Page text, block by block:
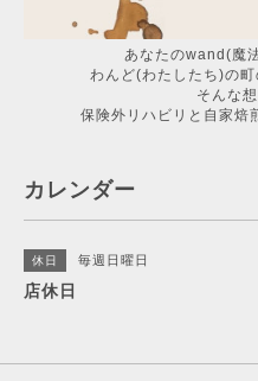
あなたのwand(魔
わんど(わたしたち)の
そんな
保険外リハビリと自家焙
カレンダー
休日 毎週日曜日
店休日